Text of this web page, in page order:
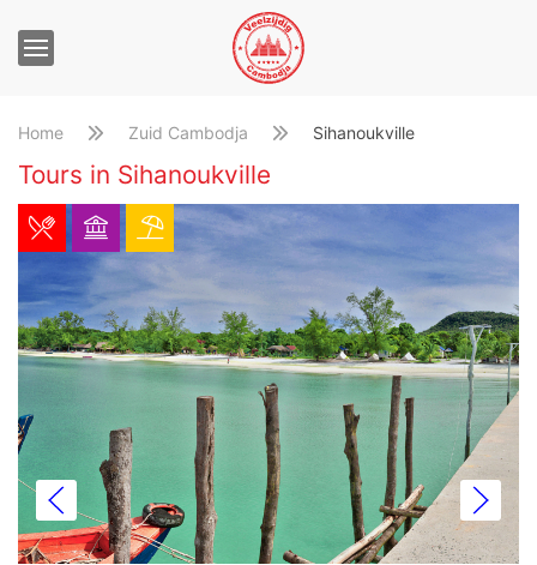
Home Zuid Cambodja Sihanoukville
Tours in Sihanoukville